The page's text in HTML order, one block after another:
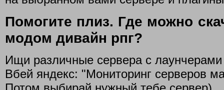
Помогите плиз. Где можно
модом дивайн рпг?
Ищи различные сервера с лаунчерами
Вбей яндекс: "Мониторинг серверов